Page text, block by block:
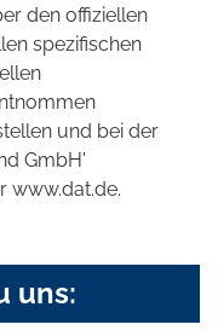
den offiziellen
spezifischen
und bei der
GmbH'
www.dat.de.
uns: